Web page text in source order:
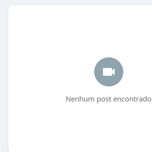
Nenhum post encontrado